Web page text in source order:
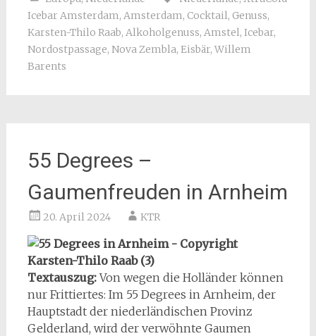
Icebar Amsterdam, Amsterdam, Cocktail, Genuss,
Karsten-Thilo Raab, Alkoholgenuss, Amstel, Icebar,
Nordostpassage, Nova Zembla, Eisbär, Willem
Barents
55 Degrees –
Gaumenfreuden in Arnheim
20. April 2024 KTR
Textauszug:Von wegen die Holländer können
nur Frittiertes: Im 55 Degrees in Arnheim, der
Hauptstadt der niederländischen Provinz
Gelderland, wird der verwöhnte Gaumen